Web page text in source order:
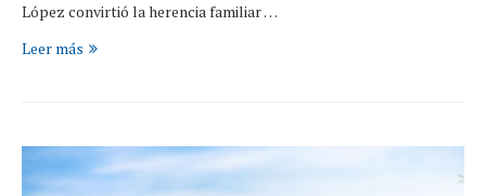
López convirtió la herencia familiar …
Leer más